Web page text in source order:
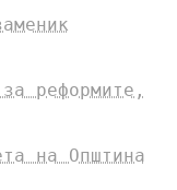
реформите,
на Општина